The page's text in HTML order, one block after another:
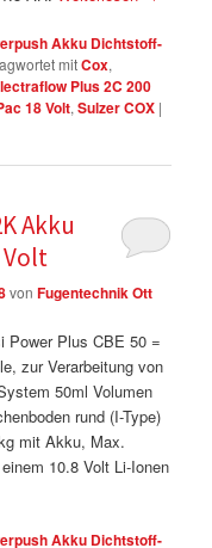
Akku Dichtstoff-
mitCox,
Plus 2C 200
18 Volt,Sulzer COX |
Akku
Volt
vonFugentechnik Ott
Power Plus CBE 50 =
zur Verarbeitung von
50ml Volumen
rund (I-Type)
mit Akku, Max.
10.8 Volt Li-Ionen
Akku Dichtstoff-